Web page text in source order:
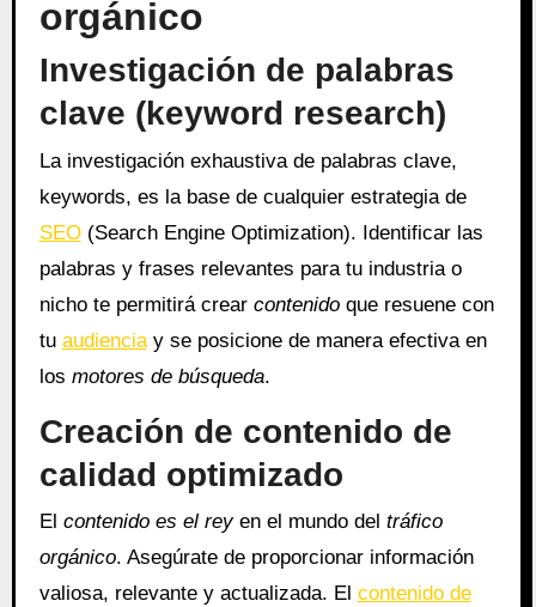
orgánico
Investigación de palabras
clave (keyword research)
La investigación exhaustiva de palabras clave,
keywords, es la base de cualquier estrategia de
SEO(Search Engine Optimization). Identificar las
palabras y frases relevantes para tu industria o
nicho te permitirá crear contenidoque resuene con
tu audienciay se posicione de manera efectiva en
los motores de búsqueda.
Creación de contenido de
calidad optimizado
El contenido es el reyen el mundo del tráfico
orgánico. Asegúrate de proporcionar información
valiosa, relevante y actualizada. El contenido de